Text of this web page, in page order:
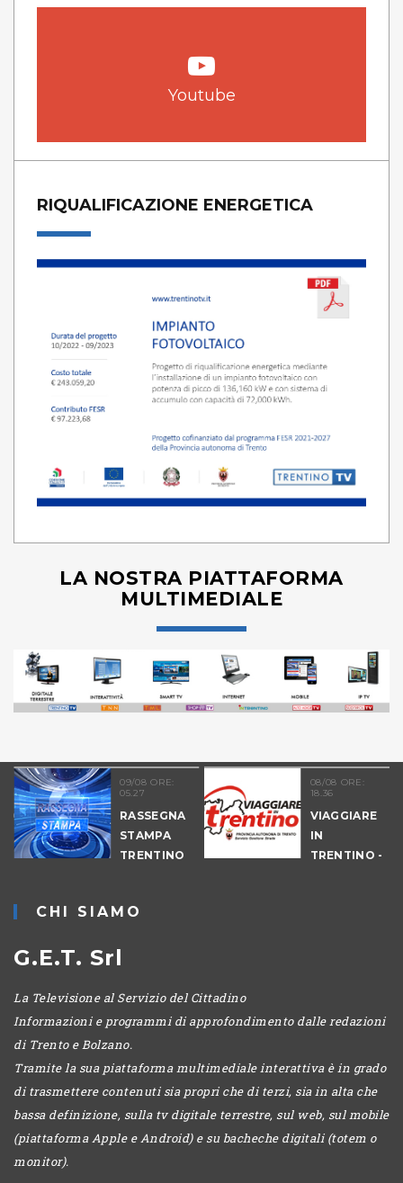
Youtube
RIQUALIFICAZIONE ENERGETICA
LA NOSTRA PIATTAFORMA
MULTIMEDIALE
09/08 ORE:
05.27
RASSEGNA
STAMPA
TRENTINO
08/08 ORE:
18.36
VIAGGIARE
IN
TRENTINO -
CHI SIAMO
G.E.T. Srl
La Televisione al Servizio del Cittadino
Informazioni e programmi di approfondimento dalle redazioni
di Trento e Bolzano.
Tramite la sua piattaforma multimediale interattiva è in grado
di trasmettere contenuti sia propri che di terzi, sia in alta che
bassa definizione, sulla tv digitale terrestre, sul web, sul mobile
(piattaforma Apple e Android) e su bacheche digitali (totem o
monitor).